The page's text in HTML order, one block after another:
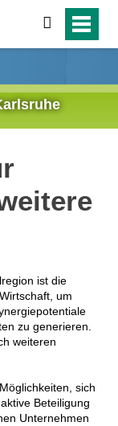
suchen
ist die
um
zu generieren.
weiteren
sich
Beteiligung
Unternehmen